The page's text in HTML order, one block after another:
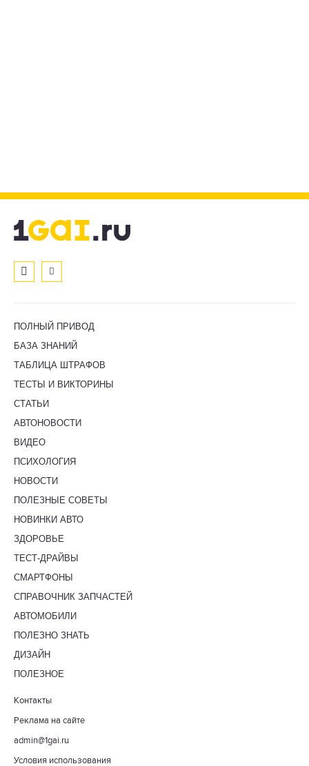
ПОЛНЫЙ ПРИВОД
БАЗА ЗНАНИЙ
ТАБЛИЦА ШТРАФОВ
ТЕСТЫ И ВИКТОРИНЫ
СТАТЬИ
АВТОНОВОСТИ
ВИДЕО
ПСИХОЛОГИЯ
НОВОСТИ
ПОЛЕЗНЫЕ СОВЕТЫ
НОВИНКИ АВТО
ЗДОРОВЬЕ
ТЕСТ-ДРАЙВЫ
СМАРТФОНЫ
СПРАВОЧНИК ЗАПЧАСТЕЙ
АВТОМОБИЛИ
ПОЛЕЗНО ЗНАТЬ
ДИЗАЙН
ПОЛЕЗНОЕ
Контакты
Реклама на сайте
admin@1gai.ru
Условия использования